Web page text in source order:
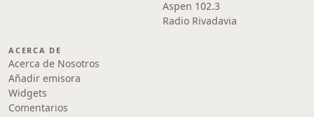
Aspen 102.3
Radio Rivadavia
ACERCA DE
Acerca de Nosotros
Añadir emisora
Widgets
Comentarios